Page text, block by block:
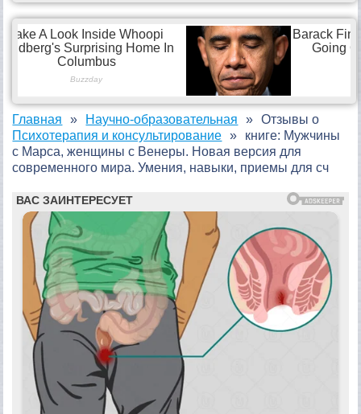
Главная
Научно-образовательная
Психотерапия и консультирование
Отзывы о
книге: Мужчины
с Марса, женщины с Венеры. Новая версия для
современного мира. Умения, навыки, приемы для сч